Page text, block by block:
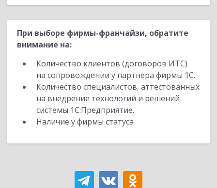
При выборе фирмы-франчайзи, обратите
внимание на:
Количество клиентов (договоров ИТС)
на сопровождении у партнера фирмы 1С.
Количество специалистов, аттестованных
на внедрение технологий и решений
системы 1С:Предприятие.
Наличие у фирмы статуса